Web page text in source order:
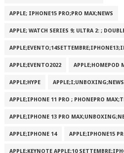
APPLE; IPHONE15 PRO;PRO MAX;NEWS
APPLE; WATCH SERIES 9; ULTRA 2: ;
APPLE;EVENTO2022 APPLE;HOMEPOD
APPLE;HYPE
APPLE;IPHONE 11 PRO ; PHONEPRO
APPLE;IPHONE 13 PRO
APPLE;IPHONE 14 APPLE;IPHONE15
APPLE;KEYNOTE APPLE;10